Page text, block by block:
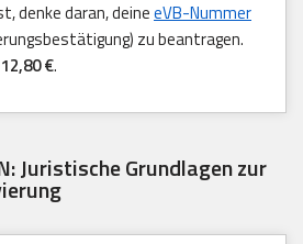
denke daran, deineeVB-Nummer
zu beantragen.
€.
Juristische Grundlagen zur